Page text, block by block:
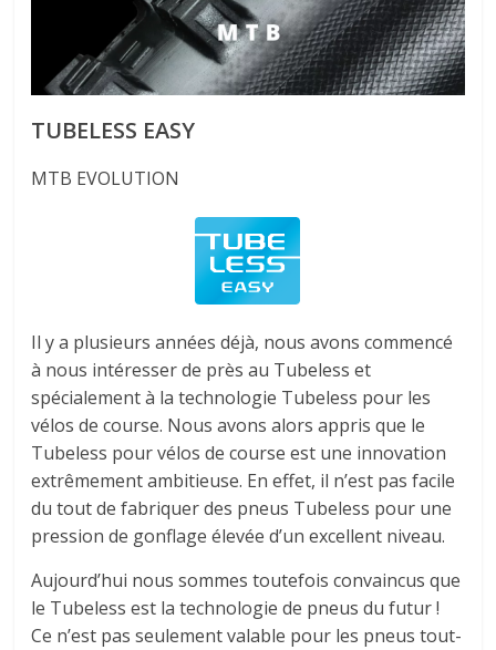
TUBELESS EASY
MTB EVOLUTION
Il y a plusieurs années déjà, nous avons commencé
à nous intéresser de près au Tubeless et
spécialement à la technologie Tubeless pour les
vélos de course. Nous avons alors appris que le
Tubeless pour vélos de course est une innovation
extrêmement ambitieuse. En effet, il n’est pas facile
du tout de fabriquer des pneus Tubeless pour une
pression de gonflage élevée d’un excellent niveau.
Aujourd’hui nous sommes toutefois convaincus que
le Tubeless est la technologie de pneus du futur !
Ce n’est pas seulement valable pour les pneus tout-